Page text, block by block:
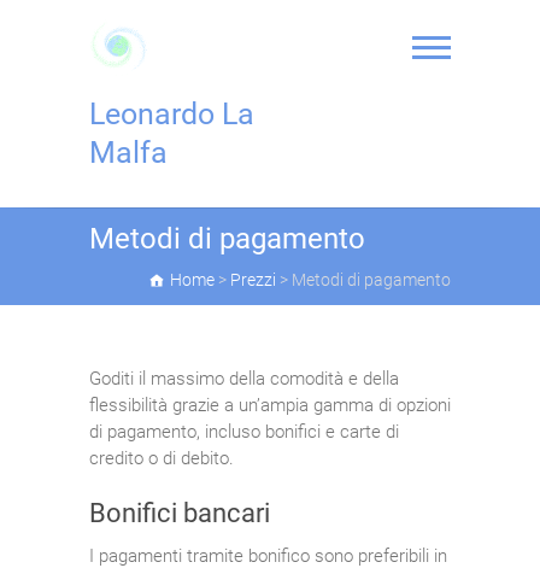
Leonardo La
Malfa
Metodi di pagamento
Home > Prezzi > Metodi di pagamento
Goditi il massimo della comodità e della
flessibilità grazie a un’ampia gamma di opzioni
di pagamento, incluso bonifici e carte di
credito o di debito.
Bonifici bancari
I pagamenti tramite bonifico sono preferibili in